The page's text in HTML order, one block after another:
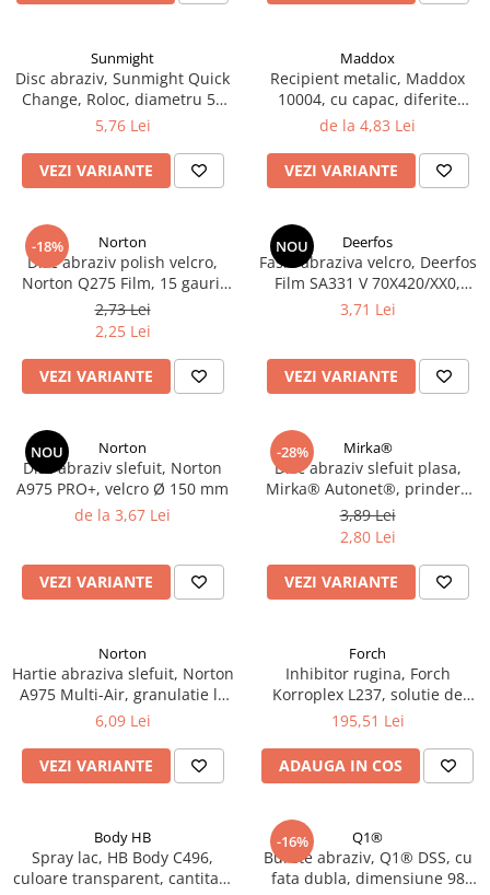
Faruri
2.13 REPARATIE PIELE
2.14 ORGANIZARE ATELIER
2.15 Detailing Auto
Sunmight
Disc abraziv, Sunmight Quick
Change, Roloc, diametru 50
mm
5,76 Lei
VEZI VARIANTE
Maddox
Recipient metalic, Maddox
10004, cu capac, diferite
marimi
de la 4,83 Lei
VEZI VARIANTE
-18% Norton
Disc abraziv polish velcro,
Norton Q275 Film, 15 gauri,
duritate P800 - P1500,
diametru Ø 150 mm
2,73 Lei
2,25 Lei
VEZI VARIANTE
NOU Deerfos
Fasie abraziva velcro, Deerfos
Film SA331 V 70X420/XX0,
slefuire pe uscat sau umed,
3,71 Lei
VEZI VARIANTE
NOU Norton
Disc abraziv slefuit, Norton
A975 PRO+, velcro Ø 150 mm
de la 3,67 Lei
VEZI VARIANTE
-28% Mirka®
Disc abraziv slefuit plasa,
Mirka® Autonet®, prindere
velcro, duritati P80 - P800, Ø
150 mm
3,89 Lei
2,80 Lei
VEZI VARIANTE
Norton
Hartie abraziva slefuit, Norton
A975 Multi-Air, granulatie la
alegere, dimensiune 70 x 420
6,09 Lei
VEZI VARIANTE
Forch
Inhibitor rugina, Forch
Korroplex L237, solutie de
neutralizare a ruginii,
litru
195,51 Lei
ADAUGA IN COS
Body HB
Spray lac, HB Body C496,
culoare transparent, cantitate
-16% Q1®
Burete abraziv, Q1® DSS, cu
fata dubla, dimensiune 98